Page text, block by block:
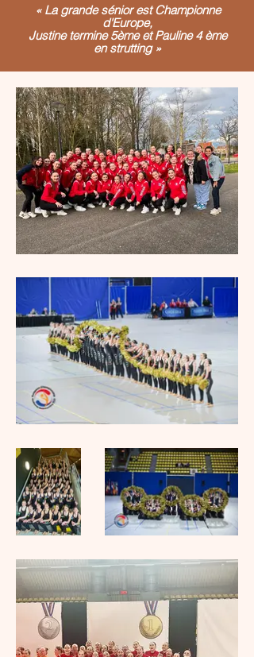
« La grande sénior est Championne
d'Europe,
Justine termine 5ème et Pauline 4 ème
en strutting »